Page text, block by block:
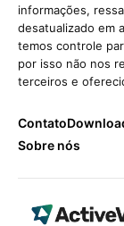
informações,
desatualizado em
temos controle
por isso não nos
terceiros e
Contato
Sobre nós